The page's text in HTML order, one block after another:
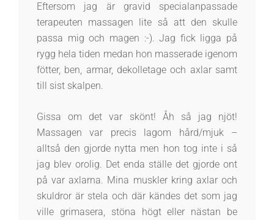
Eftersom jag är gravid specialanpassade
terapeuten massagen lite så att den skulle
passa mig och magen :-). Jag fick ligga på
rygg hela tiden medan hon masserade igenom
fötter, ben, armar, dekolletage och axlar samt
till sist skalpen.
Gissa om det var skönt! Åh så jag njöt!
Massagen var precis lagom hård/mjuk –
alltså den gjorde nytta men hon tog inte i så
jag blev orolig. Det enda ställe det gjorde ont
på var axlarna. Mina muskler kring axlar och
skuldror är stela och där kändes det som jag
ville grimasera, stöna högt eller nästan be